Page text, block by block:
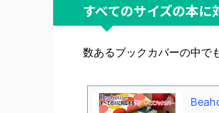
すべてのサイズの本
数あるブックカバーの中で